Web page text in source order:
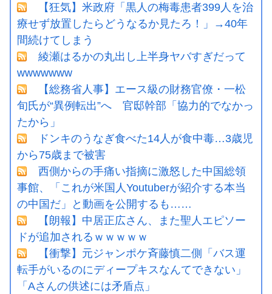
【狂気】米政府「黒人の梅毒患者399人を治
療せず放置したらどうなるか見たろ！」→40年
間続けてしまう
綾瀬はるかの丸出し上半身ヤバすぎだって
wwwwwww
【総務省人事】エース級の財務官僚・一松
旬氏が“異例転出”へ 官邸幹部「協力的でなかっ
たから」
ドンキのうなぎ食べた14人が食中毒…3歳児
から75歳まで被害
西側からの手痛い指摘に激怒した中国総領
事館、「これが米国人Youtuberが紹介する本当
の中国だ」と動画を公開するも……
【朗報】中居正広さん、また聖人エピソー
ドが追加されるｗｗｗｗｗ
【衝撃】元ジャンポケ斉藤慎二側「バス運
転手がいるのにディープキスなんてできない」
「Aさんの供述には矛盾点」